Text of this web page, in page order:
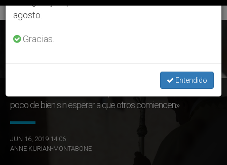
ÚLTIMAS NOTICIAS
Visita a Camerino, Italia: «Después del terremoto, haz un
poco de bien sin esperar a que otros comiencen»
JUN 16, 2019 14:06
ANNE KURIAN-MONTABONE
agosto.
Gracias.
Entendido